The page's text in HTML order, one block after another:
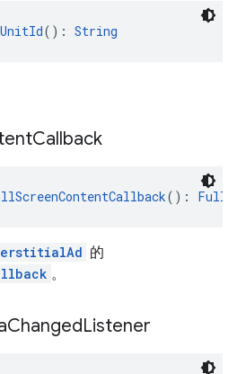
(): String
Callback
():
的
。
ChangedListener